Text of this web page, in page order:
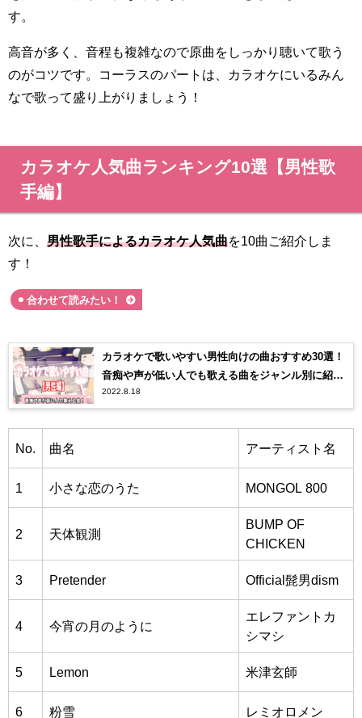
す。
高音が多く、音程も複雑なので原曲をしっかり聴いて歌う
のがコツです。コーラスのパートは、カラオケにいるみん
なで歌って盛り上がりましょう！
カラオケ人気曲ランキング10選【男性歌
手編】
次に、 男性歌手によるカラオケ人気曲を10曲ご紹介しま
す！
合わせて読みたい！
カラオケで歌いやすい男性向けの曲おすすめ30選！
音痴や声が低い人でも歌える曲をジャンル別に紹
介！
2022.8.18
No. 曲名 アーティスト名
1 小さな恋のうた MONGOL 800
2 天体観測
BUMP OF
CHICKEN
3 Pretender Official髭男dism
4 今宵の月のように
エレファントカ
シマシ
5 Lemon 米津玄師
6 粉雪 レミオロメン